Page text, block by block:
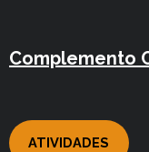
Complemento
ATIVIDADES